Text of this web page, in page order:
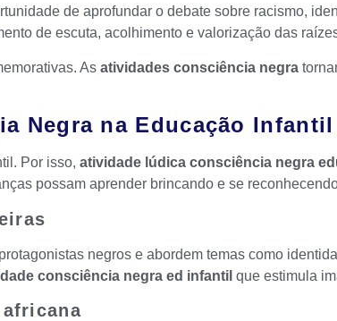
de aprofundar o debate sobre racismo,
de escuta, acolhimento e valorização das
As atividades consciência negra
Negra na Educação
Por isso, atividade lúdica consciência negra
possam aprender brincando e se
negros e abordem temas como
consciência negra ed infantil que estimula